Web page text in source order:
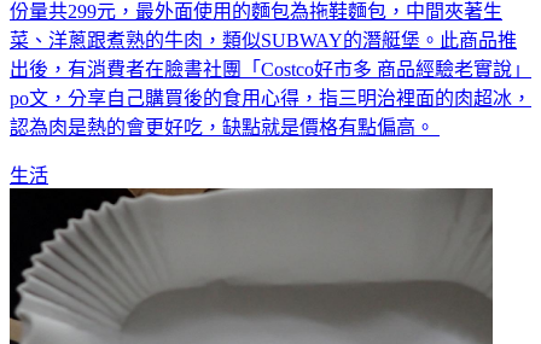
份量共299元，最外面使用的麵包為拖鞋麵包，中間夾著生
菜、洋蔥跟煮熟的牛肉，類似SUBWAY的潛艇堡。此商品推
出後，有消費者在臉書社團「Costco好市多 商品經驗老實說」
po文，分享自己購買後的食用心得，指三明治裡面的肉超冰，
認為肉是熱的會更好吃，缺點就是價格有點偏高。
生活